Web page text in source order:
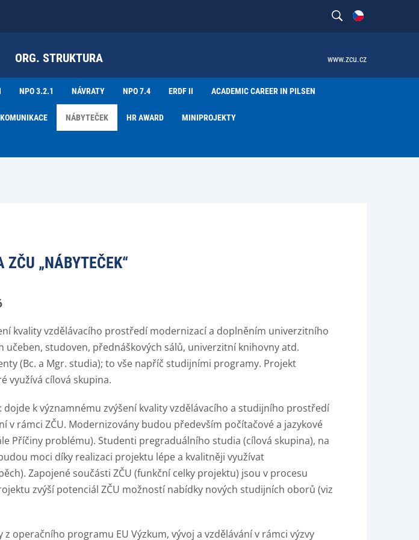
ORG. STRUKTURA www.zcu.cz
NPO 3.2.1 NÁVRATY NPO 7.4 ERDF II ACADEMIC CAREER IN PILSEN
NÁBYTEČEK HR AWARD MINIPROJEKTY
„NÁBYTEČEK“
kvality vzdělávacího prostředí modernizací a doplněním univerzitního
učeben, studoven, přednáškových sálů, univerzitní knihovny atd.
(Bc. a Mgr. studia); to vše napříč studijními programy. Projekt
využívá cílová skupina.
k významnému zvýšení kvality vzdělávacího a studijního prostředí
rámci ZČU. Modernizovány budou především počítačové a jazykové
Příčiny problému). Studenti pregraduálního studia (cílová skupina), na
moci díky realizaci projektu lépe a kvalitněji využívat
Zapojené součásti ZČU (funkční celky projektu) jsou v procesu
zvýší potenciál ZČU možností nabídky nových studijních oborů (viz
operačního programu EU Výzkum, vývoj a vzdělávání v rámci výzvy